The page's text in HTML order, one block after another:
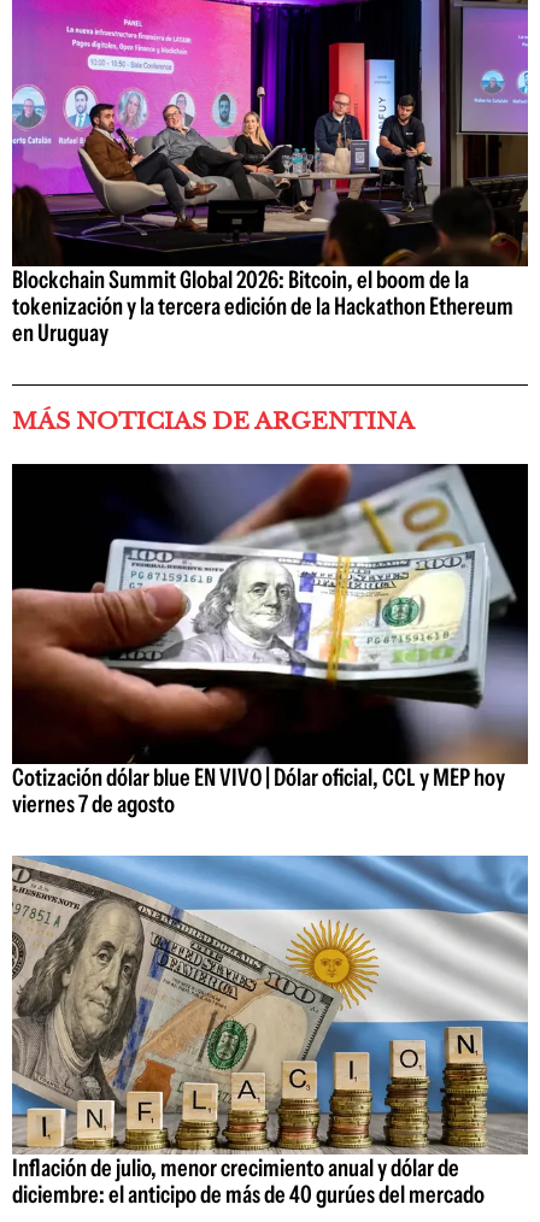
Blockchain Summit Global 2026: Bitcoin, el boom de la
tokenización y la tercera edición de la Hackathon Ethereum
en Uruguay
MÁS NOTICIAS DE ARGENTINA
Cotización dólar blue EN VIVO | Dólar oficial, CCL y MEP hoy
viernes 7 de agosto
Inflación de julio, menor crecimiento anual y dólar de
diciembre: el anticipo de más de 40 gurúes del mercado